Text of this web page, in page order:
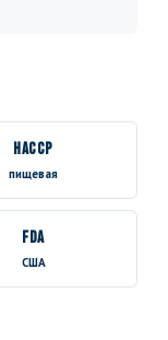
HACCP
пищевая
FDA
США